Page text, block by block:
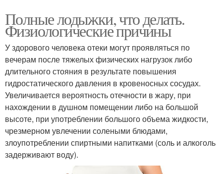
Полные лодыжки, что делать.
Физиологические причины
У здорового человека отеки могут проявляться по
вечерам после тяжелых физических нагрузок либо
длительного стояния в результате повышения
гидростатического давления в кровеносных сосудах.
Увеличивается вероятность отечности в жару, при
нахождении в душном помещении либо на большой
высоте, при употреблении большого объема жидкости,
чрезмерном увлечении солеными блюдами,
злоупотреблении спиртными напитками (соль и алкоголь
задерживают воду).